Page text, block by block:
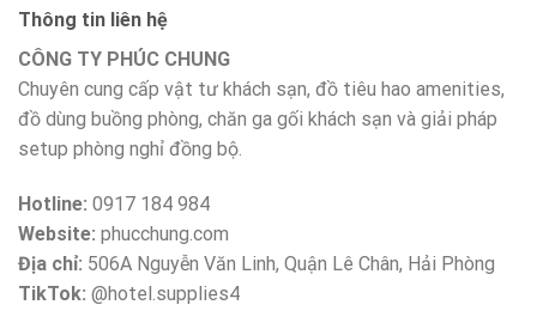
Thông tin liên hệ
CÔNG TY PHÚC CHUNG
Chuyên cung cấp vật tư khách sạn, đồ tiêu hao amenities,
đồ dùng buồng phòng, chăn ga gối khách sạn và giải pháp
setup phòng nghỉ đồng bộ.
Hotline: 0917 184 984
Website: phucchung.com
Địa chỉ: 506A Nguyễn Văn Linh, Quận Lê Chân, Hải Phòng
TikTok: @hotel.supplies4